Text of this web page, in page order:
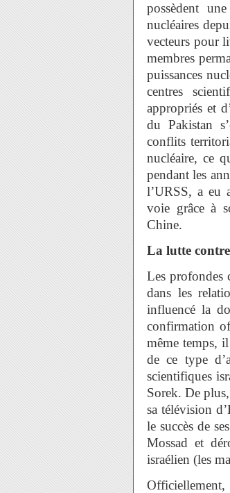
possèdent
nucléaires
vecteurs pour
membres
puissances
centres
appropriés et
du Pakistan
conflits
nucléaire, ce
pendant les
l’URSS, a eu
voie grâce à
Chine.
La lutte
Les profondes
dans les
influencé la
confirmation
même temps,
de ce type
scientifiques
Sorek. De
sa télévision
le succès de
Mossad et
israélien (les